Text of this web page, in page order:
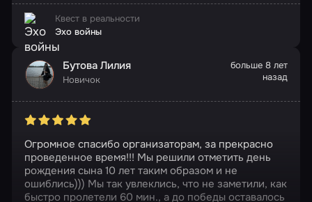
Квест в реальности
Эхо войны
Бутова Лилия
Новичок
больше 8 лет
назад
Огромное спасибо организаторам, за прекрасно
проведенное время!!! Мы решили отметить день
рождения сына 10 лет таким образом и не
ошиблись))) Мы так увлеклись, что не заметили, как
быстро пролетели 60 мин., а до победы оставалось